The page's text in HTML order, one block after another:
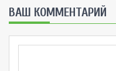
ВАШ КОММЕНТАРИЙ